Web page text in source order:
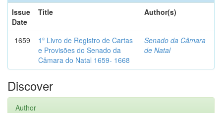
Issue
Date
Title Author(s)
1659
1º Livro de Registro de Cartas
e Provisões do Senado da
Câmara do Natal 1659- 1668
Senado da Câmara
de Natal
Discover
Author